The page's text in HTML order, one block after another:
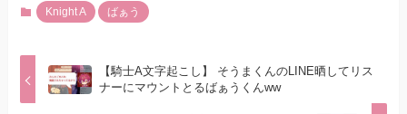
Knight A ばぁう
【騎士A文字起こし】 そうまくんのLINE晒してリス
ナーにマウントとるばぁうくんww